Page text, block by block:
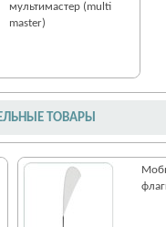
мультимастер (multi
master)
ТОВАРЫ